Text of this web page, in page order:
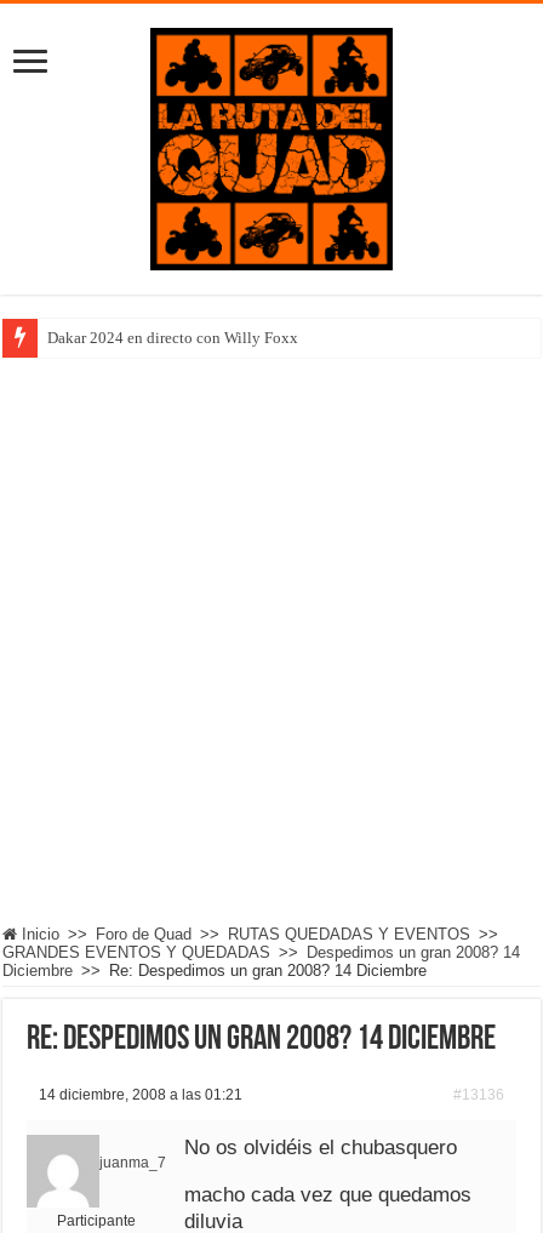
Dakar 2024 en directo con Willy Foxx
Inicio >> Foro de Quad >> RUTAS QUEDADAS Y EVENTOS >>
GRANDES EVENTOS Y QUEDADAS >>
Despedimos un gran 2008? 14
Diciembre >> Re: Despedimos un gran 2008? 14 Diciembre
Re: Despedimos un gran 2008? 14 Diciembre
14 diciembre, 2008 a las 01:21 #13136
juanma_7
Participante
No os olvidéis el chubasquero
macho cada vez que quedamos
diluvia